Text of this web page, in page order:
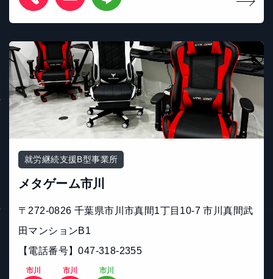
就労継続支援B型事業所
メタゲーム市川
〒272-0826 千葉県市川市真間1丁目10-7 市川真間武
田マンションB1
【電話番号】047-318-2355
市川 市川 市川